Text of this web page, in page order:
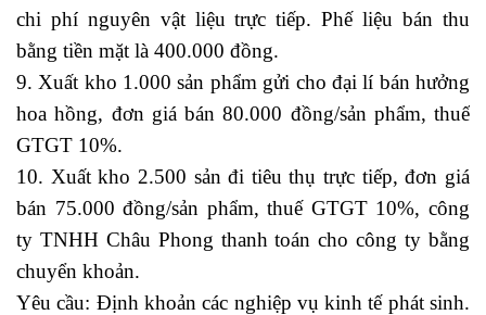
chi phí nguyên vật liệu trực tiếp. Phế liệu bán thu
bằng tiền mặt là 400.000 đồng.
9. Xuất kho 1.000 sản phẩm gửi cho đại lí bán hưởng
hoa hồng, đơn giá bán 80.000 đồng/sản phẩm, thuế
GTGT 10%.
10. Xuất kho 2.500 sản đi tiêu thụ trực tiếp, đơn giá
bán 75.000 đồng/sản phẩm, thuế GTGT 10%, công
ty TNHH Châu Phong thanh toán cho công ty bằng
chuyển khoản.
Yêu cầu: Định khoản các nghiệp vụ kinh tế phát sinh.